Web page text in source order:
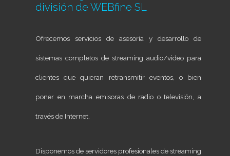
división de WEBfine SL
Ofrecemos servicios de asesoría y desarrollo de
sistemas completos de streaming audio/video para
clientes que quieran retransmitir eventos, o bien
poner en marcha emisoras de radio o televisión, a
través de Internet.
Disponemos de servidores profesionales de streaming